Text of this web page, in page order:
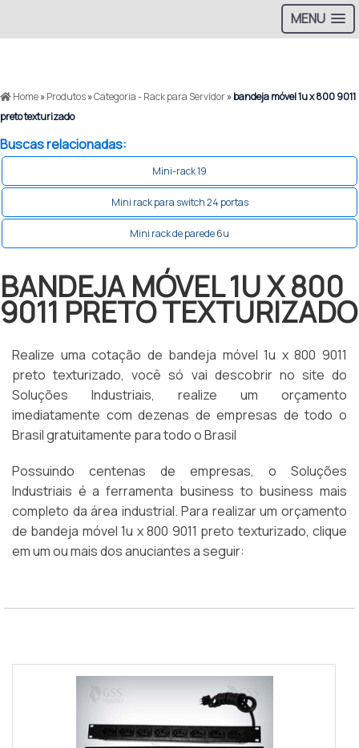
MENU
Home»Produtos»Categoria - Rack para Servidor»bandeja móvel 1u x 800 9011
preto texturizado
Buscas relacionadas:
Mini-rack 19
Mini rack para switch 24 portas
Mini rack de parede 6u
BANDEJA MÓVEL 1U X 800
9011 PRETO TEXTURIZADO
Realize uma cotação de bandeja móvel 1u x 800 9011
preto texturizado, você só vai descobrir no site do
Soluções Industriais, realize um orçamento
imediatamente com dezenas de empresas de todo o
Brasil gratuitamente para todo o Brasil
Possuindo centenas de empresas, o Soluções
Industriais é a ferramenta business to business mais
completo da área industrial. Para realizar um orçamento
de bandeja móvel 1u x 800 9011 preto texturizado, clique
em um ou mais dos anuciantes a seguir: